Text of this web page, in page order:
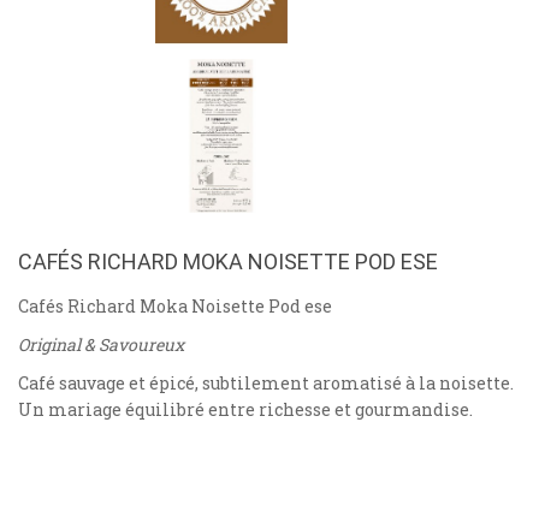
CAFÉS RICHARD MOKA NOISETTE POD ESE
Cafés Richard Moka Noisette Pod ese
Original & Savoureux
Café sauvage et épicé, subtilement aromatisé à la noisette.
Un mariage équilibré entre richesse et gourmandise.